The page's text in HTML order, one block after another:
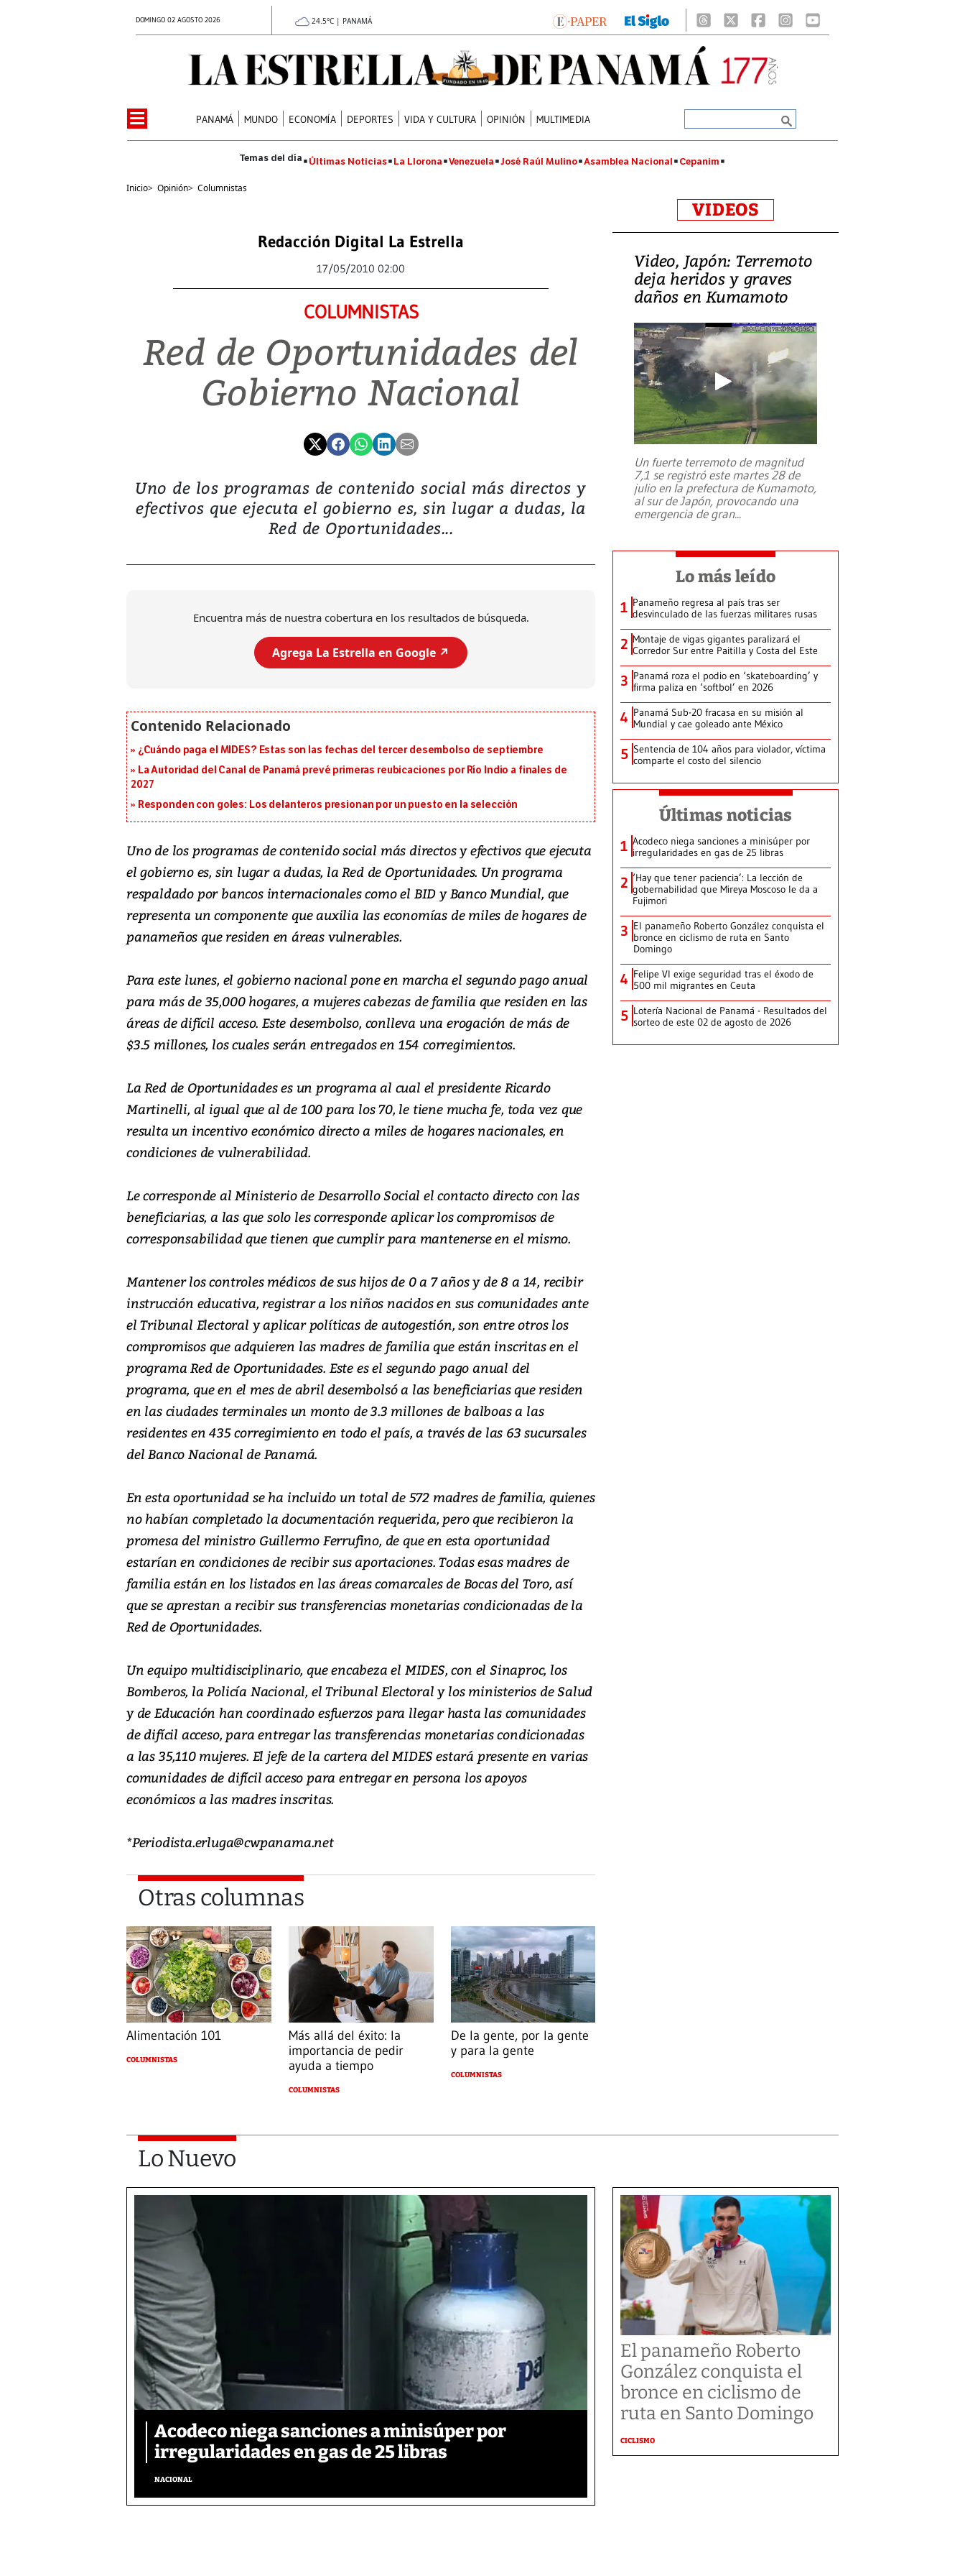
DOMINGO 02 AGOSTO 2026 24.5°C | PANAMÁ
PANAMÁ MUNDO ECONOMÍA DEPORTES VIDA Y CULTURA OPINIÓN MULTIMEDIA
Últimas Noticias La Llorona Venezuela José Raúl Mulino Asamblea Nacional Cepanim
Inicio> Opinión> Columnistas
Redacción Digital La Estrella
17/05/2010 02:00
COLUMNISTAS
Red de Oportunidades del
Gobierno Nacional
Uno de los programas de contenido social más directos y
efectivos que ejecuta el gobierno es, sin lugar a dudas, la
Red de Oportunidades...
Encuentra más de nuestra cobertura en los resultados de búsqueda.
Agrega La Estrella en Google ↗️
¿Cuándo paga el MIDES? Estas son las fechas del tercer desembolso de septiembre
La Autoridad del Canal de Panamá prevé primeras reubicaciones por Río Indio a finales de
2027
Responden con goles: Los delanteros presionan por un puesto en la selección
Uno de los programas de contenido social más directos y efectivos que ejecuta
el gobierno es, sin lugar a dudas, la Red de Oportunidades. Un programa
respaldado por bancos internacionales como el BID y Banco Mundial, que
representa un componente que auxilia las economías de miles de hogares de
panameños que residen en áreas vulnerables.
Para este lunes, el gobierno nacional pone en marcha el segundo pago anual
para más de 35,000 hogares, a mujeres cabezas de familia que residen en las
áreas de difícil acceso. Este desembolso, conlleva una erogación de más de
$3.5 millones, los cuales serán entregados en 154 corregimientos.
La Red de Oportunidades es un programa al cual el presidente Ricardo
Martinelli, al igual que al de 100 para los 70, le tiene mucha fe, toda vez que
resulta un incentivo económico directo a miles de hogares nacionales, en
condiciones de vulnerabilidad.
Le corresponde al Ministerio de Desarrollo Social el contacto directo con las
beneficiarias, a las que solo les corresponde aplicar los compromisos de
corresponsabilidad que tienen que cumplir para mantenerse en el mismo.
Mantener los controles médicos de sus hijos de 0 a 7 años y de 8 a 14, recibir
instrucción educativa, registrar a los niños nacidos en sus comunidades ante
el Tribunal Electoral y aplicar políticas de autogestión, son entre otros los
compromisos que adquieren las madres de familia que están inscritas en el
programa Red de Oportunidades. Este es el segundo pago anual del
programa, que en el mes de abril desembolsó a las beneficiarias que residen
en las ciudades terminales un monto de 3.3 millones de balboas a las
residentes en 435 corregimiento en todo el país, a través de las 63 sucursales
del Banco Nacional de Panamá.
En esta oportunidad se ha incluido un total de 572 madres de familia, quienes
no habían completado la documentación requerida, pero que recibieron la
promesa del ministro Guillermo Ferrufino, de que en esta oportunidad
estarían en condiciones de recibir sus aportaciones. Todas esas madres de
familia están en los listados en las áreas comarcales de Bocas del Toro, así
que se aprestan a recibir sus transferencias monetarias condicionadas de la
Red de Oportunidades.
Un equipo multidisciplinario, que encabeza el MIDES, con el Sinaproc, los
Bomberos, la Policía Nacional, el Tribunal Electoral y los ministerios de Salud
y de Educación han coordinado esfuerzos para llegar hasta las comunidades
de difícil acceso, para entregar las transferencias monetarias condicionadas
a las 35,110 mujeres. El jefe de la cartera del MIDES estará presente en varias
comunidades de difícil acceso para entregar en persona los apoyos
económicos a las madres inscritas.
*Periodista.erluga@cwpanama.net
Otras columnas
Alimentación 101
COLUMNISTAS
Más allá del éxito: la
importancia de pedir
ayuda a tiempo
COLUMNISTAS
De la gente, por la gente
y para la gente
COLUMNISTAS
VIDEOS
Video, Japón: Terremoto
deja heridos y graves
daños en Kumamoto
Un fuerte terremoto de magnitud
7,1 se registró este martes 28 de
julio en la prefectura de Kumamoto,
al sur de Japón, provocando una
emergencia de gran...
Lo más leído
1 Panameño regresa al país tras ser
desvinculado de las fuerzas militares rusas
2 Montaje de vigas gigantes paralizará el
Corredor Sur entre Paitilla y Costa del Este
3 Panamá roza el podio en ‘skateboarding’ y
firma paliza en ‘softbol’ en 2026
4 Panamá Sub-20 fracasa en su misión al
Mundial y cae goleado ante México
5 Sentencia de 104 años para violador, víctima
comparte el costo del silencio
Últimas noticias
1 Acodeco niega sanciones a minisúper por
irregularidades en gas de 25 libras
2 ‘Hay que tener paciencia’: La lección de
gobernabilidad que Mireya Moscoso le da a
Fujimori
3 El panameño Roberto González conquista el
bronce en ciclismo de ruta en Santo
Domingo
4 Felipe VI exige seguridad tras el éxodo de
500 mil migrantes en Ceuta
5 Lotería Nacional de Panamá - Resultados del
sorteo de este 02 de agosto de 2026
Lo Nuevo
Acodeco niega sanciones a minisúper por
irregularidades en gas de 25 libras
NACIONAL
El panameño Roberto
González conquista el
bronce en ciclismo de
ruta en Santo Domingo
CICLISMO